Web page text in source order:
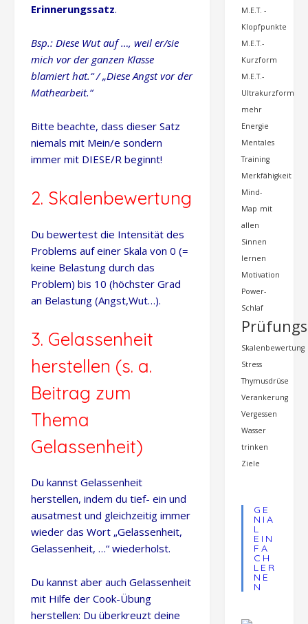
Erinnerungssatz.
Bsp.: Diese Wut auf …, weil er/sie
mich vor der ganzen Klasse
blamiert hat.“ / „Diese Angst vor der
Mathearbeit.“
Bitte beachte, dass dieser Satz
niemals mit Mein/e sondern
immer mit DIESE/R beginnt!
2. Skalenbewertung
Du bewertest die Intensität des
Problems auf einer Skala von 0 (=
keine Belastung durch das
Problem) bis 10 (höchster Grad
an Belastung (Angst,Wut…).
3. Gelassenheit
herstellen (s. a.
Beitrag zum
Thema
Gelassenheit)
Du kannst Gelassenheit
herstellen, indem du tief- ein und
ausatmest und gleichzeitig immer
wieder das Wort „Gelassenheit,
Gelassenheit, …“ wiederholst.
Du kannst aber auch Gelassenheit
mit Hilfe der Cook-Übung
herstellen: Du überkreuzt deine
M.E.T. -
Klopfpunkte
M.E.T.-
Kurzform
M.E.T.-
Ultrakurzform
mehr
Energie
Mentales
Training
Merkfähigkeit
Mind-
Map mit
allen
Sinnen
lernen
Motivation
Power-
Schlaf
Skalenbewertung
Stress
Thymusdrüse
Verankerung
Vergessen
Wasser
trinken
Ziele
GE
NIA
L
EIN
FA
CH
LER
NE
N